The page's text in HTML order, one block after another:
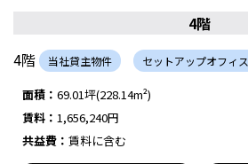
4階
4階
当社貸主物件 セットアップオフィス
面積： 69.01坪(228.14m²)
賃料： 1,656,240円
共益費： 賃料に含む